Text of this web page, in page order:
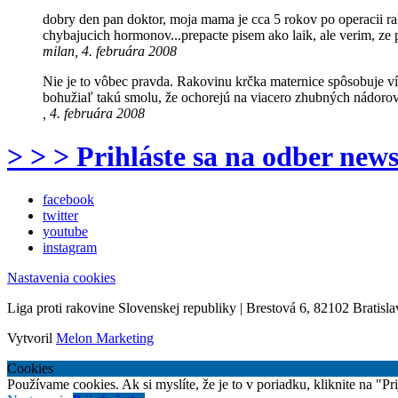
dobry den pan doktor, moja mama je cca 5 rokov po operacii
chybajucich hormonov...prepacte pisem ako laik, ale verim, ze
milan, 4. februára 2008
Nie je to vôbec pravda. Rakovinu krčka maternice spôsobuje
bohužiaľ takú smolu, že ochorejú na viacero zhubných
, 4. februára 2008
> > > Prihláste sa na odber
facebook
twitter
youtube
instagram
Nastavenia cookies
Liga proti rakovine Slovenskej republiky | Brestová 6, 82102
Vytvoril Melon Marketing
Cookies
Používame cookies. Ak si myslíte, že je to v poriadku, kliknite na